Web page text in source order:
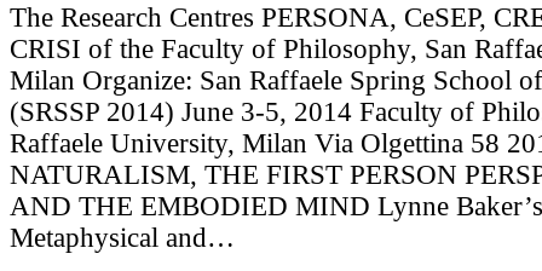
The Research Centres PERSONA, CeSEP,
CRISI of the Faculty of Philosophy, San
Milan Organize: San Raffaele Spring School
(SRSSP 2014) June 3-5, 2014 Faculty of
Raffaele University, Milan Via Olgettina 58
NATURALISM, THE FIRST PERSON
AND THE EMBODIED MIND Lynne
Metaphysical and…